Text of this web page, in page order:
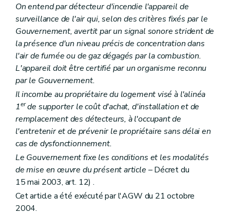
On entend par détecteur d'incendie l'appareil de
surveillance de l'air qui, selon des critères fixés par le
Gouvernement, avertit par un signal sonore strident de
la présence d'un niveau précis de concentration dans
l'air de fumée ou de gaz dégagés par la combustion.
L'appareil doit être certifié par un organisme reconnu
par le Gouvernement.
Il incombe au propriétaire du logement visé à l'alinéa
1erde supporter le coût d'achat, d'installation et de
remplacement des détecteurs, à l'occupant de
l'entretenir et de prévenir le propriétaire sans délai en
cas de dysfonctionnement.
Le Gouvernement fixe les conditions et les modalités
de mise en œuvre du présent article – Décret du
15 mai 2003, art. 12) .
Cet article a été exécuté par l'AGW du 21 octobre
2004.